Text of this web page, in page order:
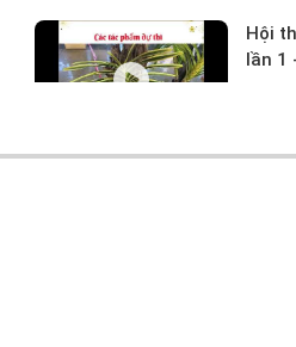
Hội
lần 1